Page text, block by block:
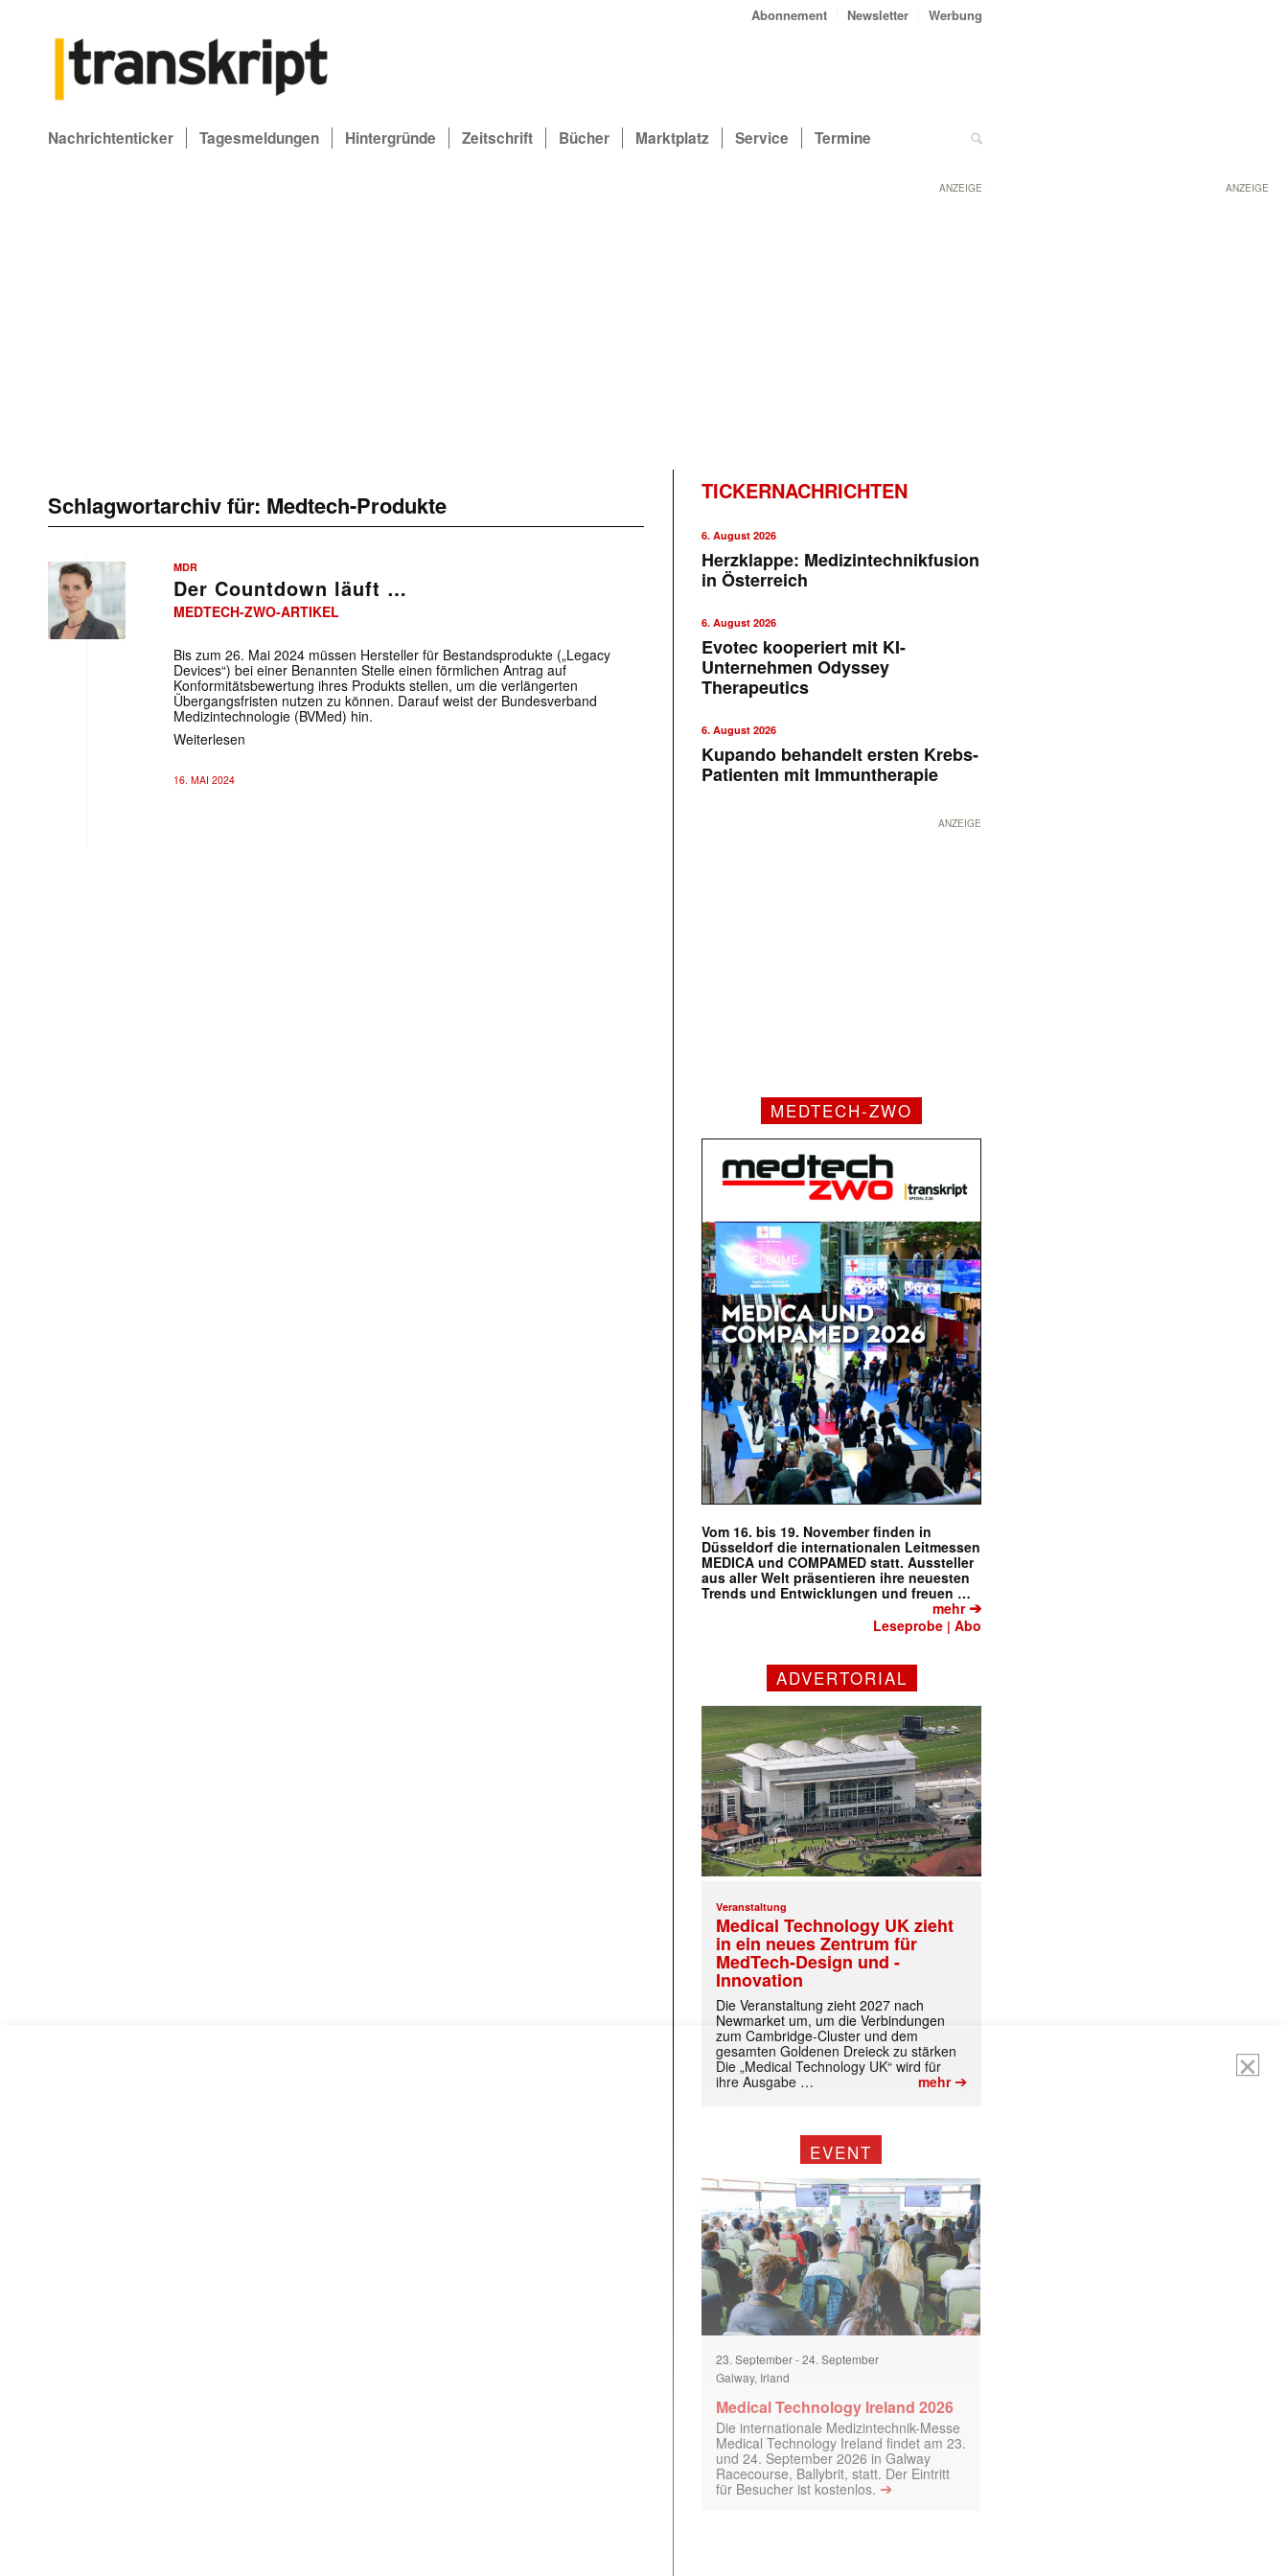
ANZEIGE
Mit dem |transkript-Newsletter jede Woche aktuell informiert.
Abonnement Newsletter Werbung
Nachrichtenticker Tagesmeldungen Hintergründe Zeitschrift Bücher Marktplatz Service Termine
ANZEIGE
Schlagwortarchiv für: Medtech-Produkte
MDR
Der Countdown läuft …
MEDTECH-ZWO-ARTIKEL
Bis zum 26. Mai 2024 müssen Hersteller für Bestandsprodukte („Legacy
Devices“) bei einer Benannten Stelle einen förmlichen Antrag auf
Konformitätsbewertung ihres Produkts stellen, um die verlängerten
Übergangsfristen nutzen zu können. Darauf weist der Bundesverband
Medizintechnologie (BVMed) hin.
Weiterlesen
16. MAI 2024
TICKERNACHRICHTEN
6. August 2026
Herzklappe: Medizintechnikfusion
in Österreich
6. August 2026
Evotec kooperiert mit KI-
Unternehmen Odyssey
Therapeutics
6. August 2026
Kupando behandelt ersten Krebs-
Patienten mit Immuntherapie
ANZEIGE
MEDTECH-ZWO
Vom 16. bis 19. November finden in
Düsseldorf die internationalen Leitmessen
MEDICA und COMPAMED statt. Aussteller
aus aller Welt präsentieren ihre neuesten
Trends und Entwicklungen und freuen …
mehr➔
Leseprobe |Abo
ADVERTORIAL
Veranstaltung
Medical Technology UK zieht
in ein neues Zentrum für
MedTech-Design und -
Innovation
Die Veranstaltung zieht 2027 nach
Newmarket um, um die Verbindungen
zum Cambridge-Cluster und dem
gesamten Goldenen Dreieck zu stärken
Die „Medical Technology UK“ wird für
ihre Ausgabe …
mehr➔
EVENT
23. September-24. September
Galway, Irland
Medical Technology Ireland 2026
Die internationale Medizintechnik-Messe
Medical Technology Ireland findet am 23.
und 24. September 2026 in Galway
Racecourse, Ballybrit, statt. Der Eintritt
für Besucher ist kostenlos. ➔